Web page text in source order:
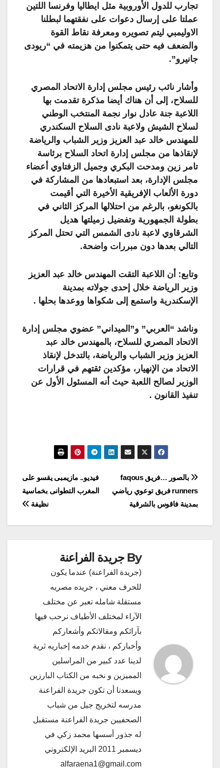
تجارب للدول الأوروبية مثل ايطاليا وفرنسا اللتين
عملتا على إرسال دعوات على نفقتهما لبطلنا
الاوليمبي ليتم تصويره ومعرفة نقاط القوة
والضعف فيه حتى يتمكنوا من هزيمته في “ريودى
جانيرو”.
وأشار نائب رئيس مجلس إدارة الاتحاد المصري
للسلاح، إلى أن هناك أيضا مذكرة تقدمت بها
اللاعبة جنة عادل نوار نجمة المنتخب الوطني
لسلاح الشيش ولاعبة نادى السلاح السكندري
للمهندس خالد عبد العزيز وزير الشباب والرياضة
لإنقاذها من مجلس إدارة اتحاد السلاح برئاسة
تامر زين ومدحت البكري وجميل الزفتاوي أعضاء
مجلس الإدارة، بعد استبعادها من المشاركة في
دورة الألعاب الإفريقية الأخيرة التي أقيمت
بالكونغو، بالرغم من احتلالها المركز الثاني في
بطولة الجمهورية وتفضيل زميلتها هديل
الشرقاوي لاعبة نادى الشمس التي تحتل المركز
التالي بعدها دون مبررات واضحة.
وتابع: أن اللاعبة التقت المهندس خالد عبد العزيز
وزير الرياضة خلال إحدى جولاته بمدينة
الإسكندرية واستمع إلى شكواها ووعدها بحلها .
وناشد “العربي” و”الميداني” عضوي مجلس إدارة
الاتحاد المصري للسلاح، بالمهندس خالد عبد
العزيز وزير الشباب والرياضة، بالتدخل لإنقاذ
الاتحاد من الإنهيار، مؤكدين ثقتهم في قرارات
الوزير لصالح اللعبة حيث أنه المسئول الأول عن
تنفيذ القانون .
تصفّح
المقالات
فيديو.. مازيمبى يقسو على
المغرب التطوانى بخماسية
نظيفة
بالصور …فريق faqous
runners فريق توعوي رياضي
بمدينة فاقوس بالشرقية
By جريدة الفراعنة
(جريدة الفراعنة) عندما يكون
للحرف معني ، جريده مصريه
مستقلة شامله تعبر عن مختلف
الآراء لمختلف الأطياف نرحب فيها
بآرائكم ومقالاتكم وأشعاركم
وأخباركم ، نقدم خدمه إخباريه ثرية
لدينا عدد كبير من المراسلين
المميزين و نخبه من الكتاب البارزين
ويسعدنا أن تكون جريدة الفراعنة
مدرسه لتخريج جيل من شباب
الصحفيين جريدة الفراعنة مستقبل
له جذور أسسها محمد زكي في
ديسمبر 2011 البريد الإلكتروني
alfaraena1@gmail.com